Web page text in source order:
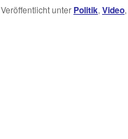
Veröffentlicht unter Politik, Video,